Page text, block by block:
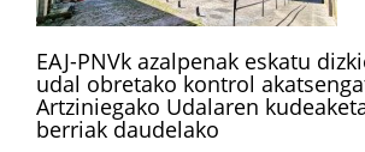
EAJ-PNVk azalpenak eskatu
udal obretako kontrol
Artziniegako Udalaren
berriak daudelako